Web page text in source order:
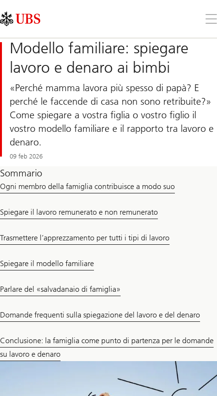
Links
Area
il
Modello familiare: spiegare
lavoro e denaro ai bimbi
«Perché mamma lavora più spesso di papà? E
perché le faccende di casa non sono retribuite?»
Come spiegare a vostra figlia o vostro figlio il
vostro modello familiare e il rapporto tra lavoro e
denaro.
09 feb 2026
Sommario
Ogni membro della famiglia contribuisce a modo suo
Spiegare il lavoro remunerato e non remunerato
Trasmettere l’apprezzamento per tutti i tipi di lavoro
Spiegare il modello familiare
Parlare del «salvadanaio di famiglia»
Domande frequenti sulla spiegazione del lavoro e del denaro
Conclusione: la famiglia come punto di partenza per le domande
su lavoro e denaro